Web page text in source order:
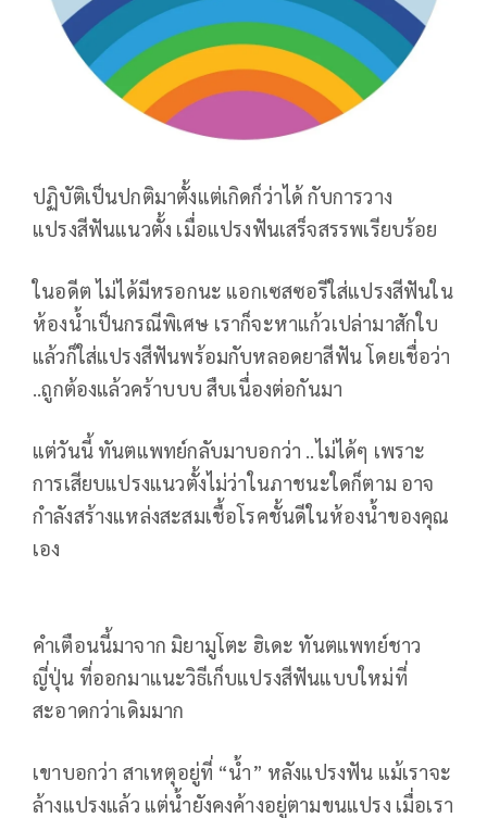
ปฏิบัติเป็นปกติมาตั้งแต่เกิดก็ว่าได้ กับการวาง
แปรงสีฟันแนวตั้ง เมื่อแปรงฟันเสร็จสรรพเรียบร้อย
ในอดีต ไม่ได้มีหรอกนะ แอกเซสซอรีใส่แปรงสีฟันใน
ห้องน้ำเป็นกรณีพิเศษ เราก็จะหาแก้วเปล่ามาสักใบ
แล้วก็ใส่แปรงสีฟันพร้อมกับหลอดยาสีฟัน โดยเชื่อว่า
..ถูกต้องแล้วคร้าบบบ สืบเนื่องต่อกันมา
แต่วันนี้ ทันตแพทย์กลับมาบอกว่า ..ไม่ได้ๆ เพราะ
การเสียบแปรงแนวตั้งไม่ว่าในภาชนะใดก็ตาม อาจ
กำลังสร้างแหล่งสะสมเชื้อโรคชั้นดีในห้องน้ำของคุณ
เอง
คำเตือนนี้มาจาก มิยามูโตะ ฮิเดะ ทันตแพทย์ชาว
ญี่ปุ่น ที่ออกมาแนะวิธีเก็บแปรงสีฟันแบบใหม่ที่
สะอาดกว่าเดิมมาก
เขาบอกว่า สาเหตุอยู่ที่ “น้ำ” หลังแปรงฟัน แม้เราจะ
ล้างแปรงแล้ว แต่น้ำยังคงค้างอยู่ตามขนแปรง เมื่อเรา